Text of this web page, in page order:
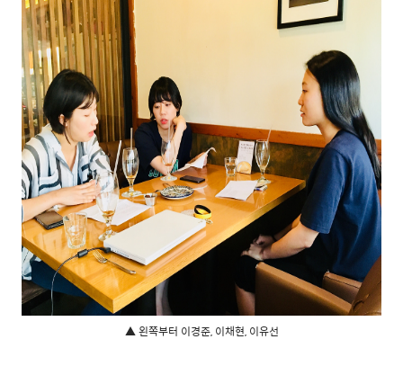
▲ 왼쪽부터 이경준, 이채현, 이유선